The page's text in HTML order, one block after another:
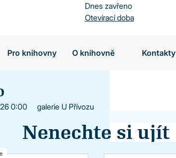
Dnes zavřeno
Otevírací doba
Pro knihovny O knihovně Kontakty
0:00 galerie U Přívozu
Nenechte si ujít